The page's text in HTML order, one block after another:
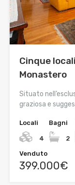
Cinque
Monastero
Situato
graziosa e
Locali
4
Bagni
2
Venduto
399.000€